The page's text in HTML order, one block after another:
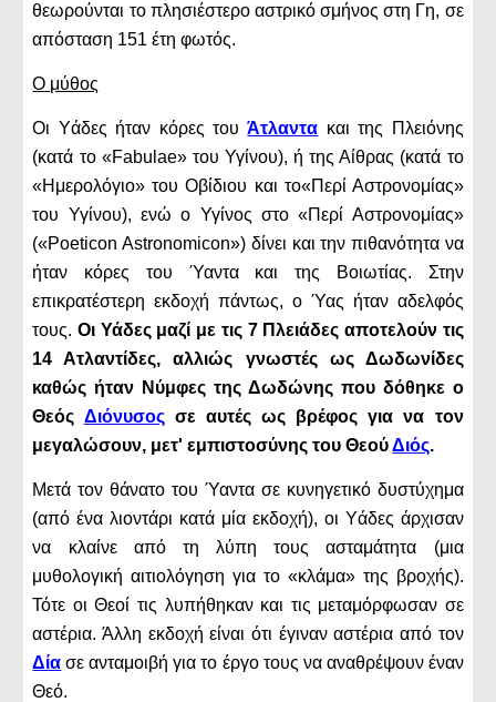
θεωρούνται το πλησιέστερο αστρικό σμήνος στη Γη, σε
απόσταση 151 έτη φωτός.
Ο μύθος
Οι Υάδες ήταν κόρες τουΆτλαντα και της Πλειόνης
(κατά το «Fabulae» του Υγίνου), ή της Αίθρας (κατά το
«Ημερολόγιο» του Οβίδιου και το«Περί Αστρονομίας»
του Υγίνου), ενώ ο Υγίνος στο «Περί Αστρονομίας»
(«Poeticon Astronomicon») δίνει και την πιθανότητα να
ήταν κόρες του Ύαντα και της Βοιωτίας. Στην
επικρατέστερη εκδοχή πάντως, ο Ύας ήταν αδελφός
τους.Οι Υάδες μαζί με τις 7 Πλειάδες αποτελούν τις
14 Ατλαντίδες, αλλιώς γνωστές ως Δωδωνίδες
καθώς ήταν Νύμφες της Δωδώνης που δόθηκε ο
Θεός Διόνυσοςσε αυτές ως βρέφος για να τον
μεγαλώσουν, μετ' εμπιστοσύνης του ΘεούΔιός.
Μετά τον θάνατο του Ύαντα σε κυνηγετικό δυστύχημα
(από ένα λιοντάρι κατά μία εκδοχή), οι Υάδες άρχισαν
να κλαίνε από τη λύπη τους ασταμάτητα (μια
μυθολογική αιτιολόγηση για το «κλάμα» της βροχής).
Τότε οι Θεοί τις λυπήθηκαν και τις μεταμόρφωσαν σε
αστέρια. Άλλη εκδοχή είναι ότι έγιναν αστέρια από τον
Δία σε ανταμοιβή για το έργο τους να αναθρέψουν έναν
Θεό.